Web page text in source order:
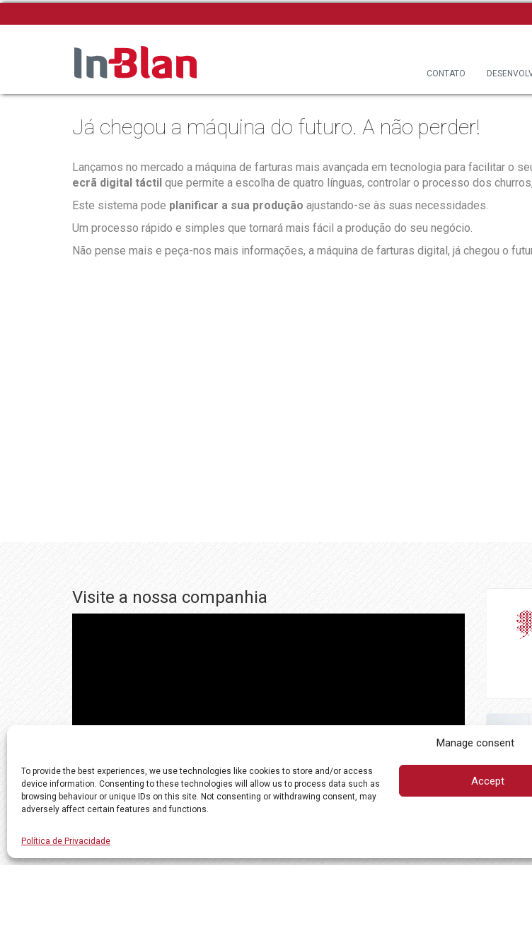
Manage consent
To provide the best experiences, we use technologies like cookies to store and/or access
device information. Consenting to these technologies will allow us to process data such as
browsing behaviour or unique IDs on this site. Not consenting or withdrawing consent, may
adversely affect certain features and functions.
Accept
Política de Privacidade
CONTATO
Já chegou a máquina do futuro. A não perder!
Lançamos no mercado a máquina de farturas mais avançada em tecnologia para facilitar o
ecrã digital táctil que permite a escolha de quatro línguas, controlar o processo dos
Este sistema pode planificar a sua produção ajustando-se às suas necessidades.
Um processo rápido e simples que tornará mais fácil a produção do seu negócio.
Não pense mais e peça-nos mais informações, a máquina de farturas digital, já chegou o
Visite a nossa companhia